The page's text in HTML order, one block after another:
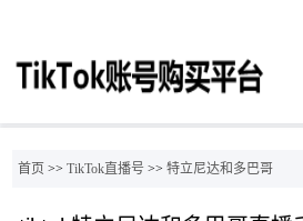
首页 >>TikTok直播号 >>特立尼达和多巴哥